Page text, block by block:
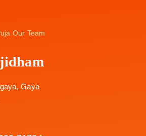
Our Team
Gaya